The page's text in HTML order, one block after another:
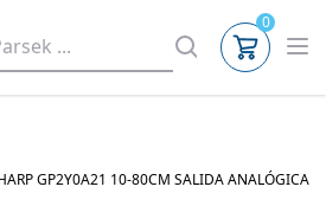
0
GP2Y0A21 10-80CM SALIDA ANALÓGICA